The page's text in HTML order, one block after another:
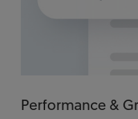
Performance &